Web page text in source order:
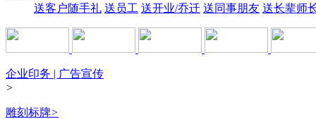
送客户随手礼 送员工 送开业/乔迁 送同事朋友 送长辈师
企业印务 | 广告宣传
>
雕刻标牌>